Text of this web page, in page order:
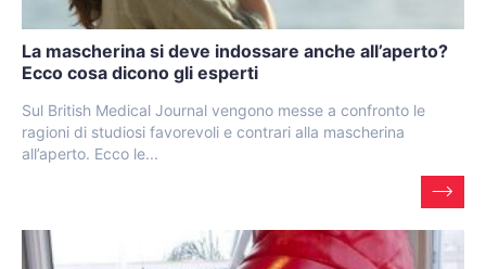
La mascherina si deve indossare anche all’aperto?
Ecco cosa dicono gli esperti
Sul British Medical Journal vengono messe a confronto le
ragioni di studiosi favorevoli e contrari alla mascherina
all’aperto. Ecco le...